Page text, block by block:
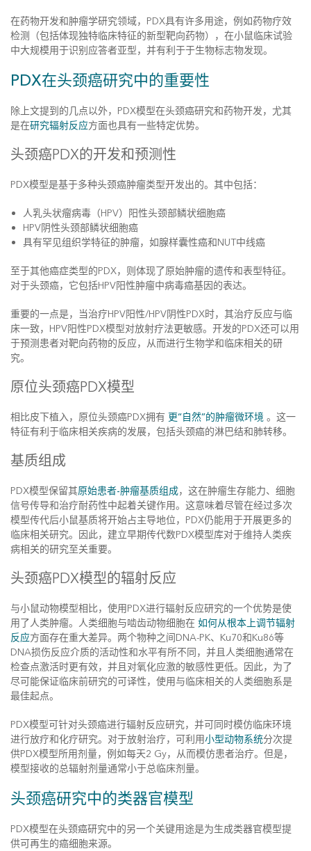
在药物开发和肿瘤学研究领域，PDX具有许多用途，例如药物疗效
检测（包括体现独特临床特征的新型靶向药物），在小鼠临床试验
中大规模用于识别应答者亚型，并有利于于生物标志物发现。
PDX在头颈癌研究中的重要性
除上文提到的几点以外，PDX模型在头颈癌研究和药物开发，尤其
是在研究辐射反应方面也具有一些特定优势。
头颈癌PDX的开发和预测性
PDX模型是基于多种头颈癌肿瘤类型开发出的。其中包括：
人乳头状瘤病毒（HPV）阳性头颈部鳞状细胞癌
HPV阴性头颈部鳞状细胞癌
具有罕见组织学特征的肿瘤，如腺样囊性癌和NUT中线癌
至于其他癌症类型的PDX，则体现了原始肿瘤的遗传和表型特征。
对于头颈癌，它包括HPV阳性肿瘤中病毒癌基因的表达。
重要的一点是，当治疗HPV阳性/HPV阴性PDX时，其治疗反应与临
床一致，HPV阳性PDX模型对放射疗法更敏感。开发的PDX还可以用
于预测患者对靶向药物的反应，从而进行生物学和临床相关的研
究。
原位头颈癌PDX模型
相比皮下植入，原位头颈癌PDX拥有 更“自然”的肿瘤微环境 。这一
特征有利于临床相关疾病的发展，包括头颈癌的淋巴结和肺转移。
基质组成
PDX模型保留其原始患者-肿瘤基质组成，这在肿瘤生存能力、细胞
信号传导和治疗耐药性中起着关键作用。这意味着尽管在经过多次
模型传代后小鼠基质将开始占主导地位，PDX仍能用于开展更多的
临床相关研究。因此，建立早期传代数PDX模型库对于维持人类疾
病相关的研究至关重要。
头颈癌PDX模型的辐射反应
与小鼠动物模型相比，使用PDX进行辐射反应研究的一个优势是使
用了人类肿瘤。人类细胞与啮齿动物细胞在 如何从根本上调节辐射
反应方面存在重大差异。两个物种之间DNA-PK、Ku70和Ku86等
DNA损伤反应介质的活动性和水平有所不同，并且人类细胞通常在
检查点激活时更有效，并且对氧化应激的敏感性更低。因此，为了
尽可能保证临床前研究的可译性，使用与临床相关的人类细胞系是
最佳起点。
PDX模型可针对头颈癌进行辐射反应研究，并可同时模仿临床环境
进行放疗和化疗研究。对于放射治疗，可利用小型动物系统分次提
供PDX模型所用剂量，例如每天2 Gy，从而模仿患者治疗。但是，
模型接收的总辐射剂量通常小于总临床剂量。
头颈癌研究中的类器官模型
PDX模型在头颈癌研究中的另一个关键用途是为生成类器官模型提
供可再生的癌细胞来源。